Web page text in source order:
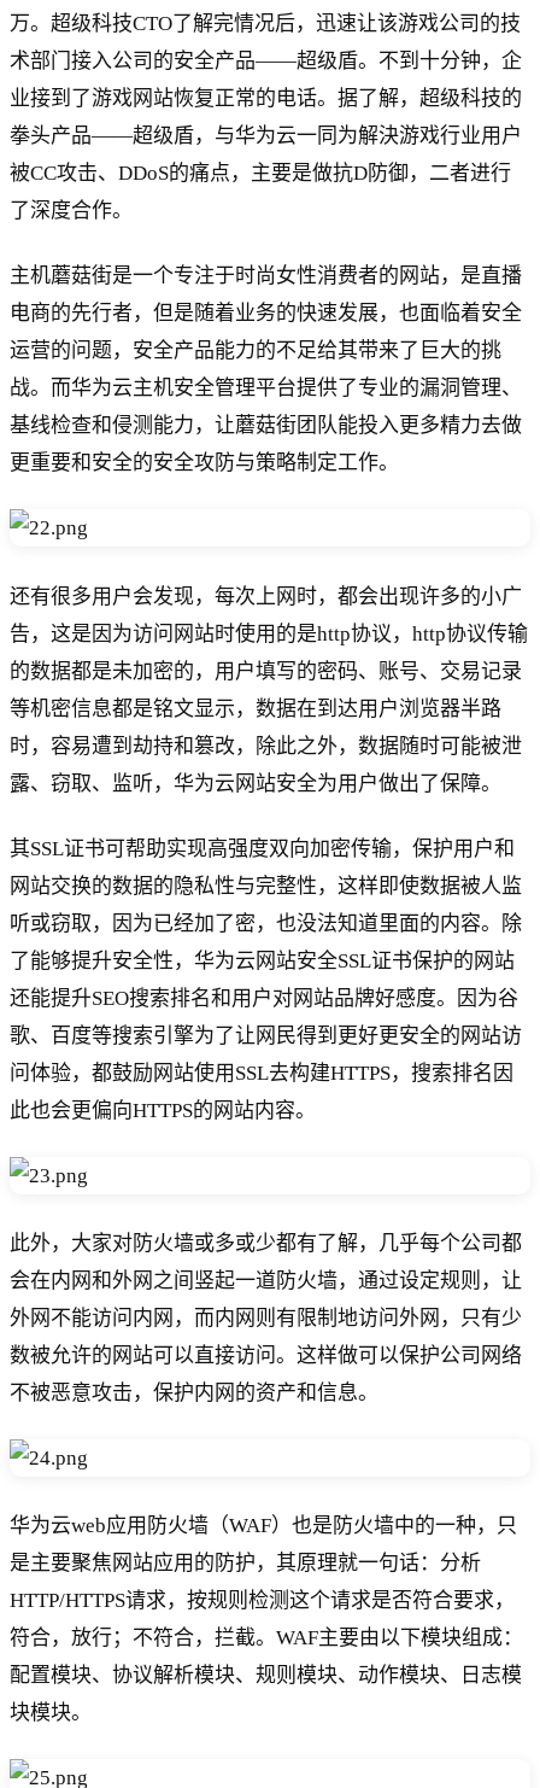
万。超级科技CTO了解完情况后，迅速让该游戏公司的技
术部门接入公司的安全产品——超级盾。不到十分钟，企
业接到了游戏网站恢复正常的电话。据了解，超级科技的
拳头产品——超级盾，与华为云一同为解決游戏行业用户
被CC攻击、DDoS的痛点，主要是做抗D防御，二者进行
了深度合作。
主机蘑菇街是一个专注于时尚女性消费者的网站，是直播
电商的先行者，但是随着业务的快速发展，也面临着安全
运营的问题，安全产品能力的不足给其带来了巨大的挑
战。而华为云主机安全管理平台提供了专业的漏洞管理、
基线检查和侵测能力，让蘑菇街团队能投入更多精力去做
更重要和安全的安全攻防与策略制定工作。
还有很多用户会发现，每次上网时，都会出现许多的小广
告，这是因为访问网站时使用的是http协议，http协议传输
的数据都是未加密的，用户填写的密码、账号、交易记录
等机密信息都是铭文显示，数据在到达用户浏览器半路
时，容易遭到劫持和篡改，除此之外，数据随时可能被泄
露、窃取、监听，华为云网站安全为用户做出了保障。
其SSL证书可帮助实现高强度双向加密传输，保护用户和
网站交换的数据的隐私性与完整性，这样即使数据被人监
听或窃取，因为已经加了密，也没法知道里面的内容。除
了能够提升安全性，华为云网站安全SSL证书保护的网站
还能提升SEO搜索排名和用户对网站品牌好感度。因为谷
歌、百度等搜索引擎为了让网民得到更好更安全的网站访
问体验，都鼓励网站使用SSL去构建HTTPS，搜索排名因
此也会更偏向HTTPS的网站内容。
此外，大家对防火墙或多或少都有了解，几乎每个公司都
会在内网和外网之间竖起一道防火墙，通过设定规则，让
外网不能访问内网，而内网则有限制地访问外网，只有少
数被允许的网站可以直接访问。这样做可以保护公司网络
不被恶意攻击，保护内网的资产和信息。
华为云web应用防火墙（WAF）也是防火墙中的一种，只
是主要聚焦网站应用的防护，其原理就一句话：分析
HTTP/HTTPS请求，按规则检测这个请求是否符合要求，
符合，放行；不符合，拦截。WAF主要由以下模块组成：
配置模块、协议解析模块、规则模块、动作模块、日志模
块模块。